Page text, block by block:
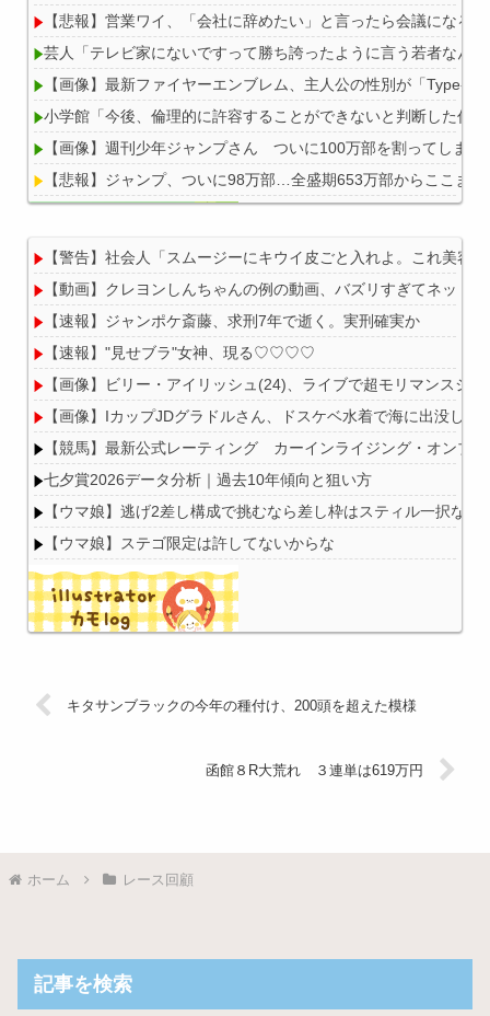
【悲報】営業ワイ、「会社に辞めたい」と言ったら会議になる
芸人「テレビ家にないですって勝ち誇ったように言う若者なん
【画像】最新ファイヤーエンブレム、主人公の性別が「Type-A
小学館「今後、倫理的に許容することができないと判断した作
【画像】週刊少年ジャンプさん ついに100万部を割ってしま
【悲報】ジャンプ、ついに98万部…全盛期653万部からここまで
Powered by livedoor 相互RSS
【警告】社会人「スムージーにキウイ皮ごと入れよ。これ美
【動画】クレヨンしんちゃんの例の動画、バズリすぎてネット
【速報】ジャンポケ斎藤、求刑7年で逝く。実刑確実か
【速報】"見せブラ"女神、現る♡♡♡♡
【画像】ビリー・アイリッシュ(24)、ライブで超モリマンスジ
【画像】IカップJDグラドルさん、ドスケベ水着で海に出没し
【競馬】最新公式レーティング カーインライジング・オン
七夕賞2026データ分析｜過去10年傾向と狙い方
【ウマ娘】逃げ2差し構成で挑むなら差し枠はスティル一択なの
【ウマ娘】ステゴ限定は許してないからな
キタサンブラックの今年の種付け、200頭を超えた模様
函館８R大荒れ ３連単は619万円
ホーム レース回顧
記事を検索